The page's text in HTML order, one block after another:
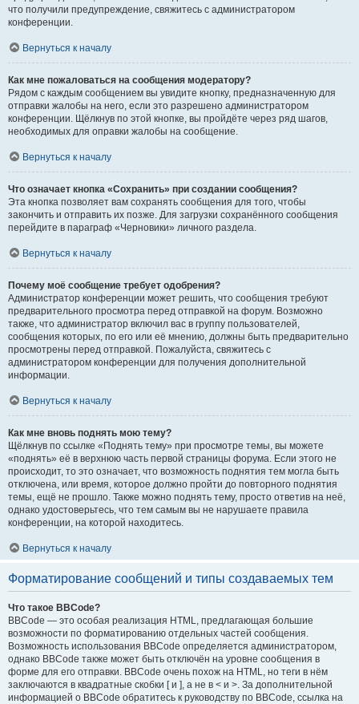
что получили предупреждение, свяжитесь с администратором
конференции.
Вернуться к началу
Как мне пожаловаться на сообщения модератору?
Рядом с каждым сообщением вы увидите кнопку, предназначенную для
отправки жалобы на него, если это разрешено администратором
конференции. Щёлкнув по этой кнопке, вы пройдёте через ряд шагов,
необходимых для оправки жалобы на сообщение.
Вернуться к началу
Что означает кнопка «Сохранить» при создании сообщения?
Эта кнопка позволяет вам сохранять сообщения для того, чтобы
закончить и отправить их позже. Для загрузки сохранённого сообщения
перейдите в параграф «Черновики» личного раздела.
Вернуться к началу
Почему моё сообщение требует одобрения?
Администратор конференции может решить, что сообщения требуют
предварительного просмотра перед отправкой на форум. Возможно
также, что администратор включил вас в группу пользователей,
сообщения которых, по его или её мнению, должны быть предварительно
просмотрены перед отправкой. Пожалуйста, свяжитесь с
администратором конференции для получения дополнительной
информации.
Вернуться к началу
Как мне вновь поднять мою тему?
Щёлкнув по ссылке «Поднять тему» при просмотре темы, вы можете
«поднять» её в верхнюю часть первой страницы форума. Если этого не
происходит, то это означает, что возможность поднятия тем могла быть
отключена, или время, которое должно пройти до повторного поднятия
темы, ещё не прошло. Также можно поднять тему, просто ответив на неё,
однако удостоверьтесь, что тем самым вы не нарушаете правила
конференции, на которой находитесь.
Вернуться к началу
Форматирование сообщений и типы создаваемых тем
Что такое BBCode?
BBCode — это особая реализация HTML, предлагающая большие
возможности по форматированию отдельных частей сообщения.
Возможность использования BBCode определяется администратором,
однако BBCode также может быть отключён на уровне сообщения в
форме для его отправки. BBCode очень похож на HTML, но теги в нём
заключаются в квадратные скобки [ и ], а не в < и >. За дополнительной
информацией о BBCode обратитесь к руководству по BBCode, ссылка на